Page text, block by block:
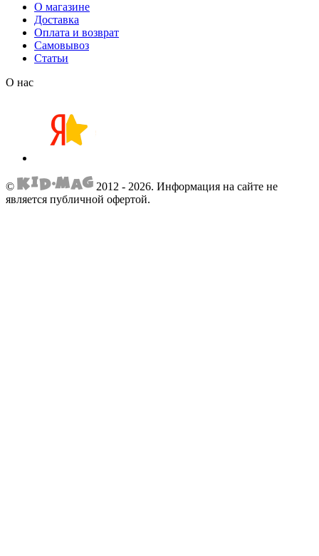
О магазине
Доставка
Оплата и возврат
Самовывоз
Статьи
О нас
© 2012 - 2026. Информация на сайте не
является публичной офертой.